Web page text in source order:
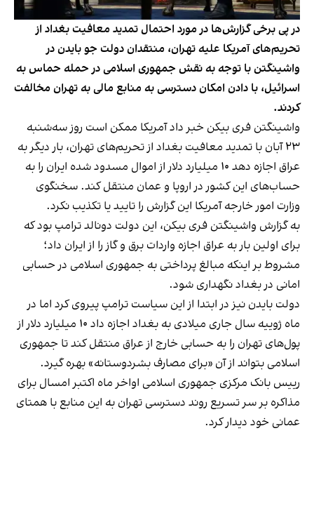
در پی برخی گزارش‌ها در مورد احتمال تمدید معافیت بغداد از
تحریم‌های آمریکا علیه تهران، منتقدان دولت جو بایدن در
واشینگتن با توجه به نقش جمهوری اسلامی در حمله حماس به
اسرائیل، با دادن امکان دسترسی به منابع مالی به تهران مخالفت
کردند.
واشینگتن‌ فری بیکن خبر داد آمریکا ممکن است روز سه‌شنبه
۲۳ آبان با تمدید معافیت بغداد از تحریم‌های تهران، بار دیگر به
عراق اجازه دهد ۱۰ میلیارد دلار از اموال مسدود شده ایران را به
حساب‌های این کشور در اروپا و عمان منتقل کند. سخنگوی
وزارت امور خارجه آمریکا این گزارش را تایید یا تکذیب نکرد.
بهگزارش واشینگتن‌ فری بیکن، این دولت دونالد ترامپ بود که
برای اولین بار به عراق اجازه واردات برق و گاز را از ایران داد؛
مشروط بر اینکه مبالغ پرداختی‌ به جمهوری اسلامی در حسابی
امانی در بغداد نگهداری شود.
دولت بایدن نیز در ابتدا از این سیاست ترامپ پیروی کرد اما در
ماه ژوییه سال جاری میلادی به بغداد اجازه داد ۱۰ میلیارد دلار از
پول‌های تهران را به حسابی خارج از عراق منتقل کند تا جمهوری
اسلامی بتواند از آن «برای مصارف بشردوستانه» بهره گیرد.
رییس بانک مرکزی جمهوری اسلامی اواخر ماه اکتبر امسال برای
مذاکره بر سر تسریع روند دسترسی تهران به این منابع با همتای
عمانی خود دیدار کرد.